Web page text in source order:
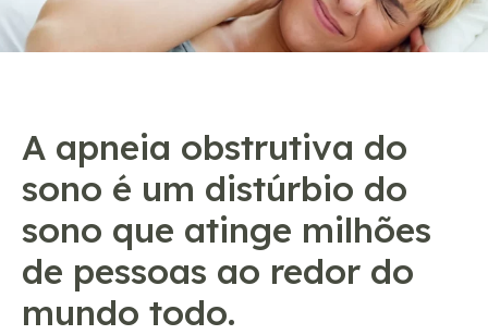
A apneia obstrutiva do
sono é um distúrbio do
sono que atinge milhões
de pessoas ao redor do
mundo todo.